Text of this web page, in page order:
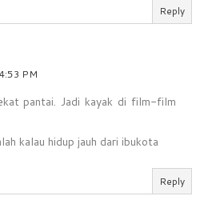
Reply
PM
pantai. Jadi kayak di film-film
kalau hidup jauh dari ibukota
Reply